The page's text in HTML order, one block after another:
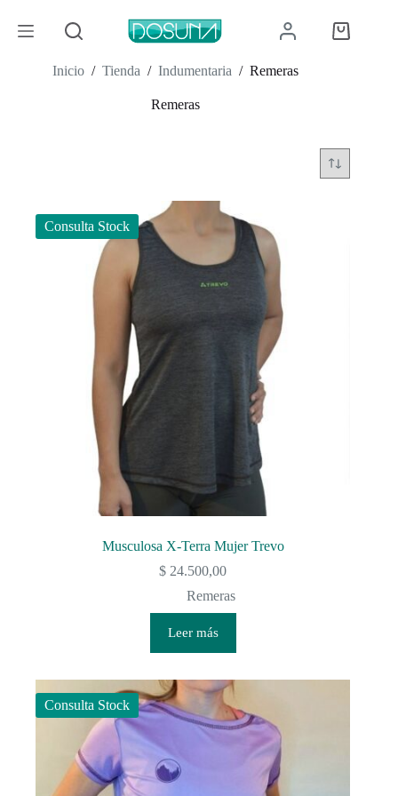
contenido
Carro
de
Inicio / Tienda / Indumentaria / Remeras
Remeras
Consulta Stock
Musculosa X-Terra Mujer Trevo
$ 24.500,00
Remeras
Leer más
Consulta Stock